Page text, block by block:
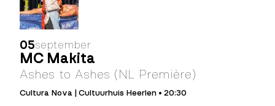
05september
MC Makita
Ashes to Ashes (NL Première)
Cultura Nova | Cultuurhuis Heerlen • 20:30